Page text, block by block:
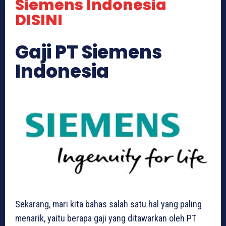
Siemens Indonesia
DISINI
Gaji PT Siemens
Indonesia
Sekarang, mari kita bahas salah satu hal yang paling
menarik, yaitu berapa gaji yang ditawarkan oleh PT